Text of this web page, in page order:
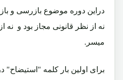
دراین دوره موضوع بازرسی و
نه از نظر قانونی مجاز بود و
میسر.
برای اولین بار کلمه